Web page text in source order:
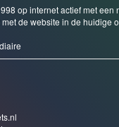
op internet actief met een
de website in de huidige